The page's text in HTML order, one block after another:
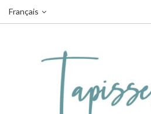
Français